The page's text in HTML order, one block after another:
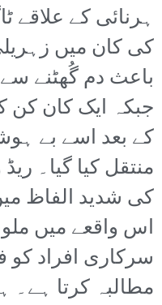
ہرنائی کے علاقے
کی کان میں
جبکہ ایک کان
کے بعد اسے بے
منتقل کیا گیا۔
کی شدید الفاظ
اس واقعے میں
سرکاری افراد کو
مطالبہ کرتا